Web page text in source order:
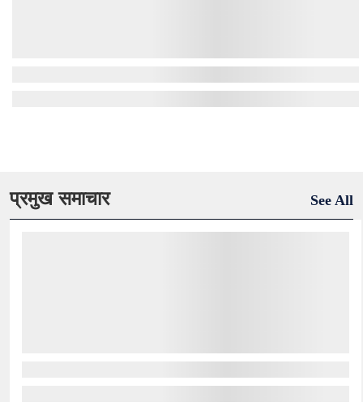
प्रमुख समाचार See All